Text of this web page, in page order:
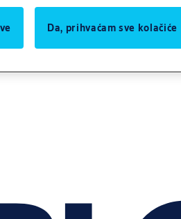
Da, prihvaćam sve kolačiće